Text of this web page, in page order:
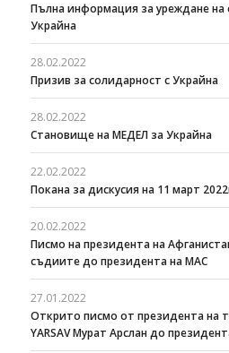
Пълна информация за уреждане на
Украйна
28.02.2022
Призив за солидарност с Украйна
28.02.2022
Становище на МЕДЕЛ за Украйна
22.02.2022
Покана за дискусия на 11 март
20.02.2022
Писмо на президента на
съдиите до президента на МАС
27.01.2022
Открито писмо от президента на
YARSAV Мурат Арслан до